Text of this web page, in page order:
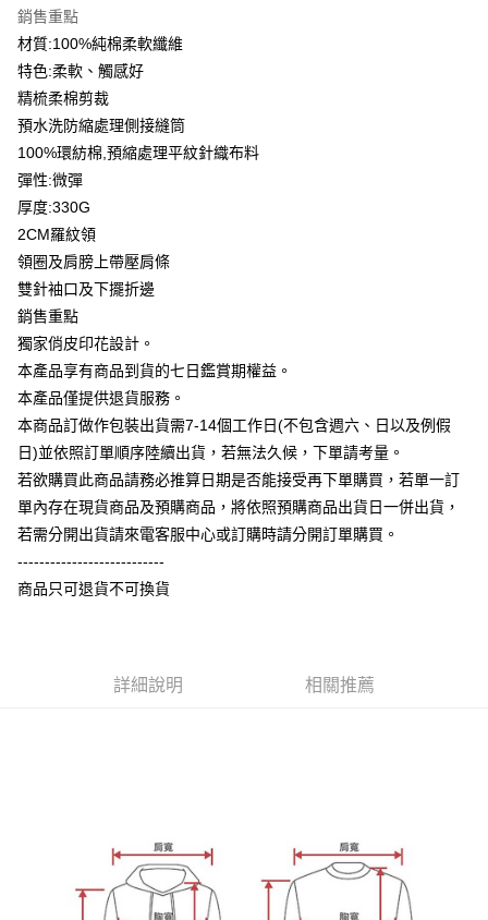
元大商業銀行
台新國際商業銀行
台灣樂天信用卡公司
聯邦商業銀行
元大商業銀行
玉山商業銀行
台灣樂天信用卡公司
匯豐（台灣）商業銀行
聯邦商業銀行
元大商業銀行
玉山商業銀行
台新國際商業銀行
街口支付
悠遊付
Google Pay
全盈+PAY
大哥付你分期
相關說明
1.本服務由台灣大哥大提供，台灣大哥大用戶可立即使用無須另外申請。
2.付款方式選擇「大哥付你分期」，訂單成立後會自動跳轉到大哥付的交易
流程，驗證手機門號後，選擇欲分期的期數、繳款截止日，確認付款後即完
成交易。
3.實際核准額度、可分期數及費用金額請依後續交易確認頁面所載為準。
4.訂單成立30分鐘內，如未前往確認交易或遇審核未通過，訂單將自動取
消。如遇「轉專審核」未通過狀況，表示未達大哥付你分期系統評分，恕無
法說明評估內容。
【繳款方式說明】
1.分期款項不併入電信帳單，「大哥付你分期」於每月結算日後寄送繳費提
醒簡訊。
2.透過簡訊連結打開帳單後，可選擇「超商條碼／台灣大直營門市／銀行轉
帳／街口支付／iPASS MONEY」等通路繳費。
【注意事項】
1.本服務係由「台灣大哥大股份有限公司」（以下簡稱本公司）所提供，讓
用戶於交易時，得透過本服務購買商品或服務，並由商店將買賣／分期付款
3.完整用戶服務條款，請詳閱以下連結：
https://oppay.tw/userRule
AFTEE先享後付
相關說明
【關於「AFTEE先享後付」】
AFTEE先享後付是「在收到商品之後才付款」的支付方式。 讓您購物簡單
便利好安心！
１．簡單：不需註冊會員、不需綁卡、不需儲值。
２．便利：只要手機號碼，簡訊認證，即可結帳。
３．安心：先確認商品／服務後，再付款。
【「AFTEE先享後付」結帳流程】
１．於結帳方式選擇「AFTEE先享後付」後，將跳轉至「AFTEE先享後付」
２．訂單成立數日內，您將收到繳費通知簡訊。
３．收到繳費通知簡訊後14天內，點擊此簡訊中的連結，可透過四大超商／
購買商品的店家。未經商家同意取消之訂單仍視為有效，需透過AFTEE先享
「AFTEE先享後付」，若未經同意申辦者引起之損失，本公司不負相關責
４．使用「AFTEE先享後付」時，將依據個別帳號之用戶狀況，依本公司即
時審查核予不同之上限額度；若仍有額度不足之情形，本公司將視審查結果
ATM付款
運送方式
全家付款取貨
每筆NT$65，滿NT$899(含以上)免運費
付款後全家取貨
7-11付款取貨
每筆NT$65，滿NT$899(含以上)免運費
銷售重點
材質:100%純棉柔軟纖維
特色:柔軟、觸感好
精梳柔棉剪裁
預水洗防縮處理側接縫筒
100%環紡棉,預縮處理平紋針織布料
彈性:微彈
厚度:330G
2CM羅紋領
領圈及肩膀上帶壓肩條
雙針袖口及下擺折邊
銷售重點
獨家俏皮印花設計。
本產品享有商品到貨的七日鑑賞期權益。
本產品僅提供退貨服務。
本商品訂做作包裝出貨需7-14個工作日(不包含週六、日以及例假
日)並依照訂單順序陸續出貨，若無法久候，下單請考量。
若欲購買此商品請務必推算日期是否能接受再下單購買，若單一訂
單內存在現貨商品及預購商品，將依照預購商品出貨日一併出貨，
若需分開出貨請來電客服中心或訂購時請分開訂單購買。
---------------------------
商品只可退貨不可換貨
詳細說明 相關推薦